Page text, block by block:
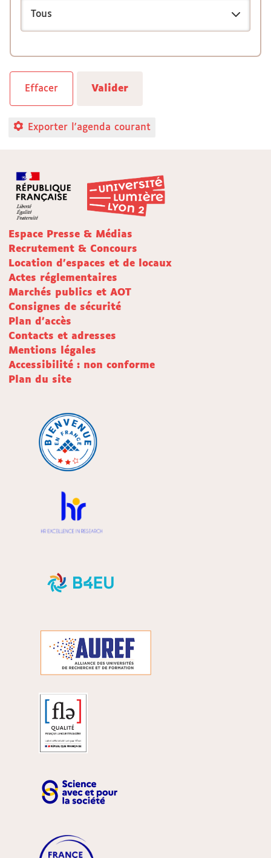
Exporter l'agenda courant
Espace Presse & Médias
Recrutement & Concours
Location d'espaces et de locaux
Actes réglementaires
Marchés publics et AOT
Consignes de sécurité
Plan d'accès
Contacts et adresses
Mentions légales
Accessibilité : non conforme
Plan du site